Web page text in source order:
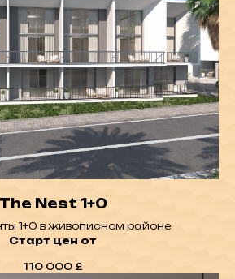
The Nest 1+0
1+0 в живописном районе
Старт цен от
110 000 £
N2